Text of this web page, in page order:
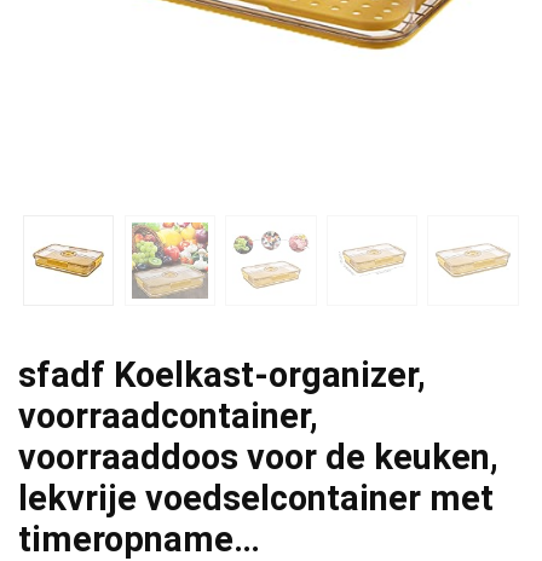
sfadf Koelkast-organizer,
voorraadcontainer,
voorraaddoos voor de keuken,
lekvrije voedselcontainer met
timeropname…